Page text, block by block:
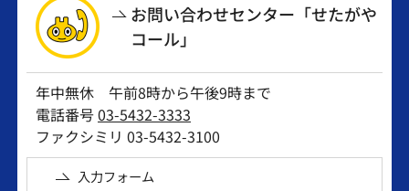
お問い合わせセンター「せたがや
コール」
年中無休 午前8時から午後9時まで
電話番号03-5432-3333
ファクシミリ 03-5432-3100
入力フォーム